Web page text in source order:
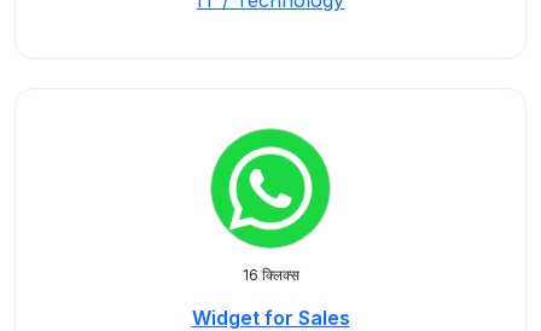
16 क्लिक्स
Widget for Sales